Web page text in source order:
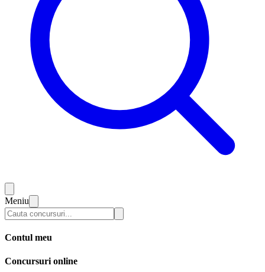
Meniu
Contul meu
Concursuri online